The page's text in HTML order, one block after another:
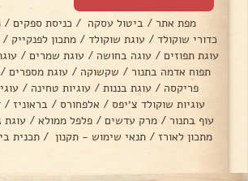
מפת אתר / ביטול עסקה / כניסת ספקים /
כדורי שוקולד / עוגת שוקולד / מתכון לפנקייק /
עוגת תפוזים / עוגה בחושה / עוגת שמרים /
תפוח אדמה בתנור / שקשוקה / עוגת מספרים /
פריקסה / עוגת בננות / עוגיות טחינה /
עוגיות שוקולד צ׳יפס / אלפחורס / בראוניז /
עוף בתנור / מרק עדשים / פלפל ממולא / עוגת
מתכון לאורז / תנאי שימוש - תקנון / תכנית